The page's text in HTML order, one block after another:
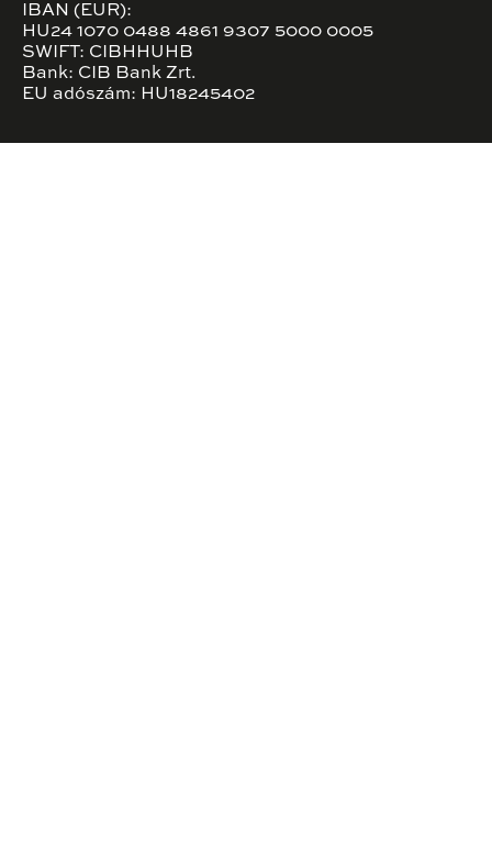
IBAN (EUR):
HU24 1070 0488 4861 9307 5000 0005
SWIFT: CIBHHUHB
Bank: CIB Bank Zrt.
EU adószám: HU18245402